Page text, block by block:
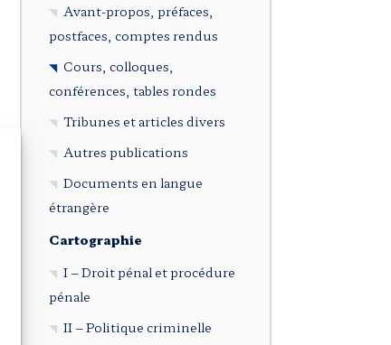
Avant-propos, préfaces,
postfaces, comptes rendus
Cours, colloques,
conférences, tables rondes
Tribunes et articles divers
Autres publications
Documents en langue
étrangère
Cartographie
I – Droit pénal et procédure
pénale
II – Politique criminelle